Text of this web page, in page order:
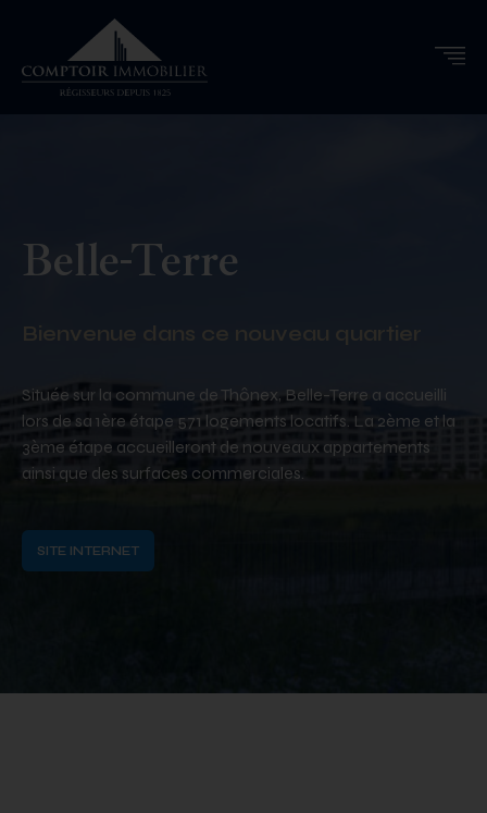
Belle-Terre
Bienvenue dans ce nouveau quartier
Située sur la commune de Thônex, Belle-Terre a accueilli
lors de sa 1ère étape 571 logements locatifs. La 2ème et la
3ème étape accueilleront de nouveaux appartements
ainsi que des surfaces commerciales.
SITE INTERNET